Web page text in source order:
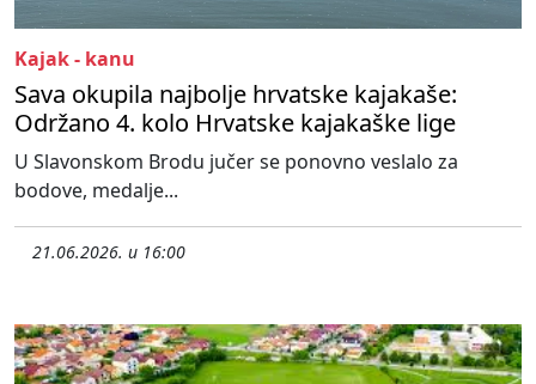
Kajak - kanu
Sava okupila najbolje hrvatske kajakaše:
Održano 4. kolo Hrvatske kajakaške lige
U Slavonskom Brodu jučer se ponovno veslalo za
bodove, medalje...
21.06.2026. u 16:00